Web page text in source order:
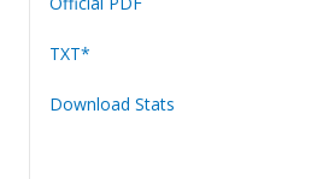
TXT*
Download Stats